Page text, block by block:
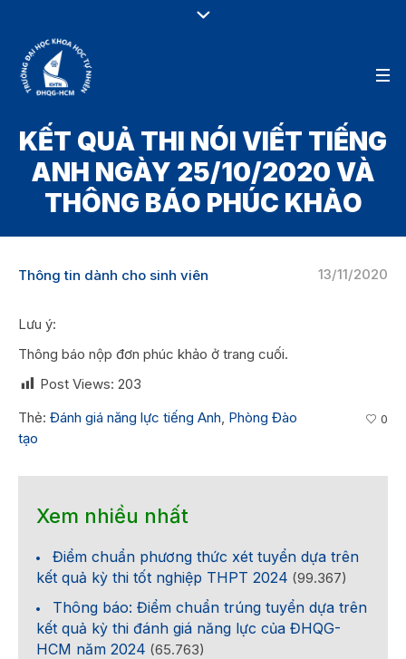
KẾT QUẢ THI NÓI VIẾT TIẾNG
ANH NGÀY 25/10/2020 VÀ
THÔNG BÁO PHÚC KHẢO
13/11/2020
Thông tin dành cho sinh viên
Lưu ý:
Thông báo nộp đơn phúc khảo ở trang cuối.
Post Views: 203
Thẻ: Đánh giá năng lực tiếng Anh, Phòng Đào
tạo
0
Xem nhiều nhất
Điểm chuẩn phương thức xét tuyển dựa trên
kết quả kỳ thi tốt nghiệp THPT 2024 (99.367)
Thông báo: Điểm chuẩn trúng tuyển dựa trên
kết quả kỳ thi đánh giá năng lực của ĐHQG-
HCM năm 2024 (65.763)